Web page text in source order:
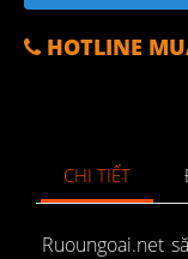
HOTLINE
CHI TIẾT
Ruoungoai.net